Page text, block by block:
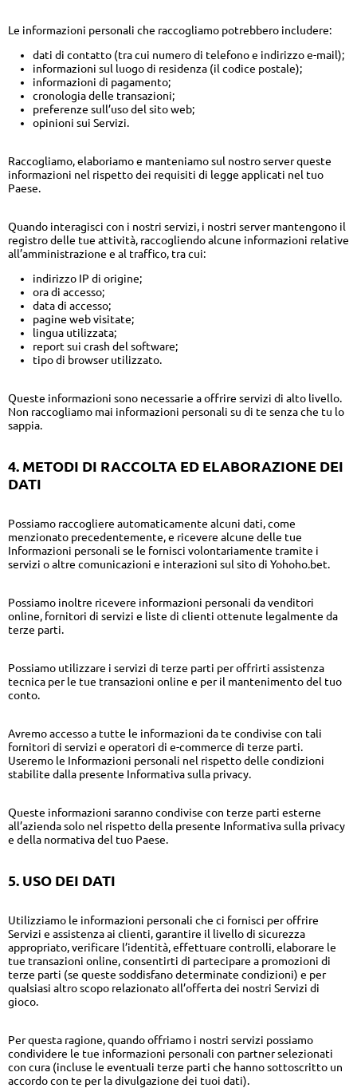
Le informazioni personali che raccogliamo potrebbero includere:
dati di contatto (tra cui numero di telefono e indirizzo e-mail);
informazioni sul luogo di residenza (il codice postale);
informazioni di pagamento;
cronologia delle transazioni;
preferenze sull’uso del sito web;
opinioni sui Servizi.
Raccogliamo, elaboriamo e manteniamo sul nostro server queste
informazioni nel rispetto dei requisiti di legge applicati nel tuo
Paese.
Quando interagisci con i nostri servizi, i nostri server mantengono il
registro delle tue attività, raccogliendo alcune informazioni relative
all’amministrazione e al traffico, tra cui:
indirizzo IP di origine;
ora di accesso;
data di accesso;
pagine web visitate;
lingua utilizzata;
report sui crash del software;
tipo di browser utilizzato.
Queste informazioni sono necessarie a offrire servizi di alto livello.
Non raccogliamo mai informazioni personali su di te senza che tu lo
sappia.
4. METODI DI RACCOLTA ED ELABORAZIONE DEI
DATI
Possiamo raccogliere automaticamente alcuni dati, come
menzionato precedentemente, e ricevere alcune delle tue
Informazioni personali se le fornisci volontariamente tramite i
servizi o altre comunicazioni e interazioni sul sito di Yohoho.bet.
Possiamo inoltre ricevere informazioni personali da venditori
online, fornitori di servizi e liste di clienti ottenute legalmente da
terze parti.
Possiamo utilizzare i servizi di terze parti per offrirti assistenza
tecnica per le tue transazioni online e per il mantenimento del tuo
conto.
Avremo accesso a tutte le informazioni da te condivise con tali
fornitori di servizi e operatori di e-commerce di terze parti.
Useremo le Informazioni personali nel rispetto delle condizioni
stabilite dalla presente Informativa sulla privacy.
Queste informazioni saranno condivise con terze parti esterne
all’azienda solo nel rispetto della presente Informativa sulla privacy
e della normativa del tuo Paese.
5. USO DEI DATI
Utilizziamo le informazioni personali che ci fornisci per offrire
Servizi e assistenza ai clienti, garantire il livello di sicurezza
appropriato, verificare l’identità, effettuare controlli, elaborare le
tue transazioni online, consentirti di partecipare a promozioni di
terze parti (se queste soddisfano determinate condizioni) e per
qualsiasi altro scopo relazionato all’offerta dei nostri Servizi di
gioco.
Per questa ragione, quando offriamo i nostri servizi possiamo
condividere le tue informazioni personali con partner selezionati
con cura (incluse le eventuali terze parti che hanno sottoscritto un
accordo con te per la divulgazione dei tuoi dati).